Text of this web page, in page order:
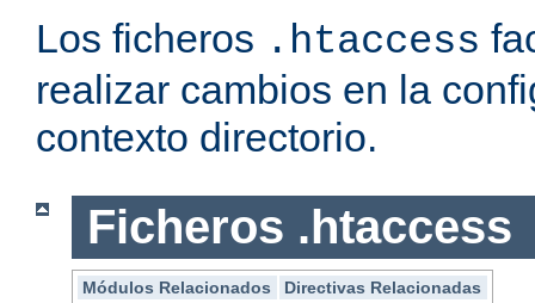
Los ficheros .htaccess
realizar cambios en la
contexto directorio.
Ficheros .htaccess
Módulos Relacionados
Directivas Relacionadas